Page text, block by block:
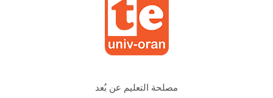
مصلحة التعليم عن بُعد